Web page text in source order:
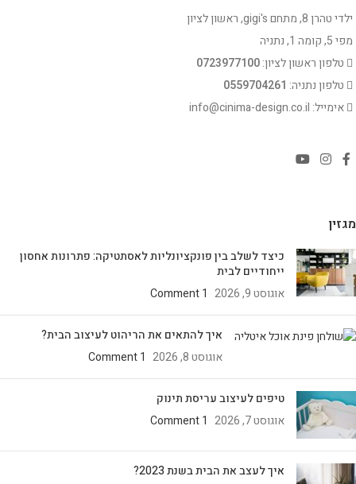
ילדי טהרן 8, מתחם gigi's, ראשון לציון
מפי 5, קומה 1, נתניה
טלפון ראשון לציון:0723977100
טלפון נתניה: 0559704261
אימייל: info@cinima-design.co.il
מגזין
כיצד לשלב בין פונקציונליות לאסתטיקה: פתרונות אחסון
ייחודיים לבית
אוגוסט 9, 2026
1 Comment
איך להתאים את הריהוט לעיצוב הבית?
אוגוסט 8, 2026
1 Comment
טיפים לעיצוב עריסת תינוק
אוגוסט 7, 2026
1 Comment
איך לעצב את הבית בשנת 2023?